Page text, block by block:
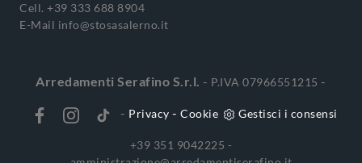
Cell. +39 333 688 8904
E-Mail info@stosasalerno.it
Arredamenti Serafino S.r.l. - P.IVA 07966551215 -
- Privacy - Cookie Gestisci i consensi
+39 351 9042225 -